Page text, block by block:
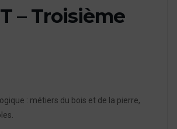
– Troisième
: métiers du bois et de la pierre,